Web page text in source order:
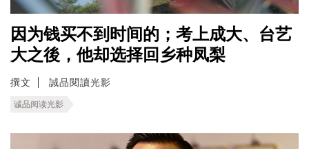
因为钱买不到时间的；考上成大、台艺
大之後，他却选择回乡种凤梨
撰文 誠品閱讀光影
诚品阅读光影